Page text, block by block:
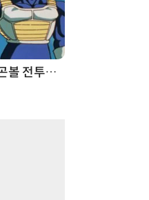
“입으면 전투력 상승?” 드래곤볼 전투복 닮은 중량조끼